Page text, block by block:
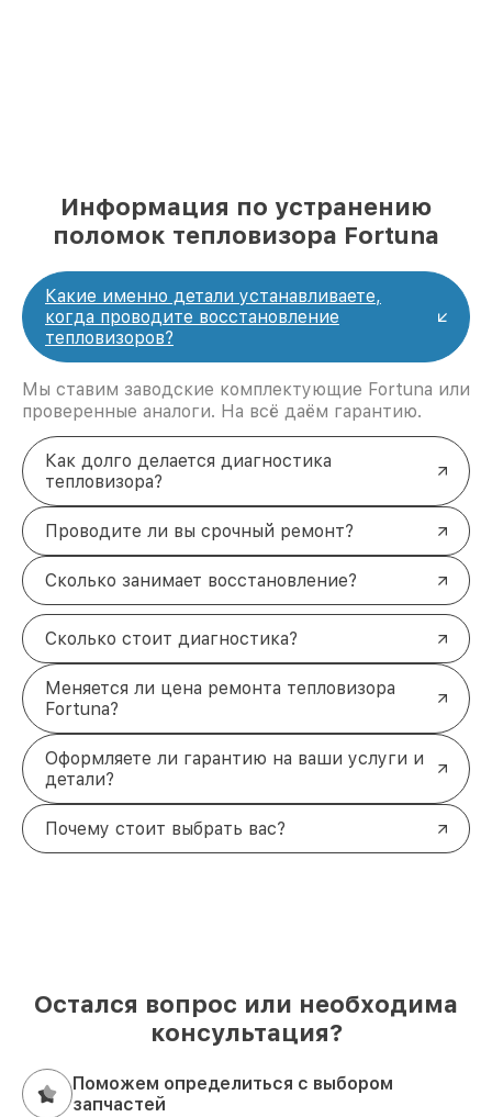
Информация по устранению
поломок тепловизора Fortuna
Какие именно детали устанавливаете,
когда проводите восстановление
тепловизоров?
Мы ставим заводские комплектующие Fortuna или
проверенные аналоги. На всё даём гарантию.
Как долго делается диагностика
тепловизора?
Проводите ли вы срочный ремонт?
Сколько занимает восстановление?
Сколько стоит диагностика?
Меняется ли цена ремонта тепловизора
Fortuna?
Оформляете ли гарантию на ваши услуги и
детали?
Почему стоит выбрать вас?
Остался вопрос или необходима
консультация?
Поможем определиться с выбором
запчастей